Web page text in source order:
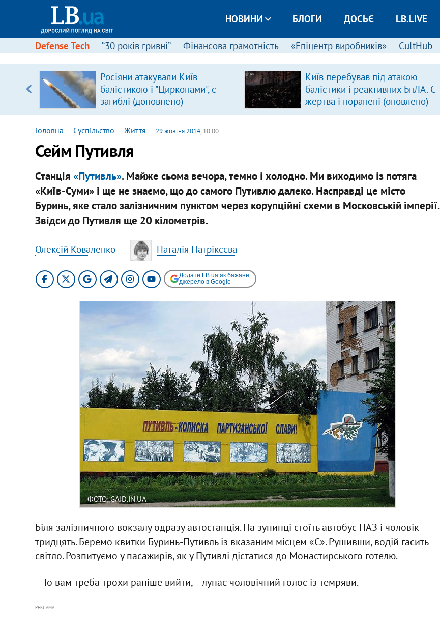
НОВИНИ БЛОГИ ДОСЬЄ LB.LIVE
Defense Tech “30 років гривні” Фінансова грамотність «Епіцентр виробників» CultHub
Росіяни атакували Київ
балістикою і "Цирконами", є
загиблі (доповнено)
Київ перебував під атакою
балістики і реактивних БпЛА. Є
жертва і поранені (оновлено)
Головна — Суспільство — Життя — 29 жовтня 2014, 10:00
Сейм Путивля
Станція «Путивль». Майже сьома вечора, темно і холодно. Ми виходимо із потяга
«Київ-Суми» і ще не знаємо, що до самого Путивлю далеко. Насправді це місто
Буринь, яке стало залізничним пунктом через корупційні схеми в Московській імперії.
Звідси до Путивля ще 20 кілометрів.
Олексій Коваленко Наталія Патрікєєва
Додати LB.ua як бажане
джерело в Google
ФОТО: GAID.IN.UA
Біля залізничного вокзалу одразу автостанція. На зупинці стоїть автобус ПАЗ і чоловік
тридцять. Беремо квитки Буринь-Путивль із вказаним місцем «С». Рушивши, водій гасить
світло. Розпитуємо у пасажирів, як у Путивлі дістатися до Монастирського готелю.
– То вам треба трохи раніше вийти, – лунає чоловічний голос із темряви.
РЕКЛАМА